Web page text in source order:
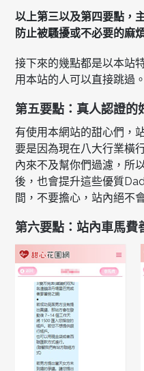
以上第三以及第四要點，
防止被騷擾或不必要的麻
接下來的幾點都是以本站
用本站的人可以直接跳過。
第五要點：真人認證的
有使用本網站的甜心們，
要是因為現在八大行業橫
內來不及幫你們過濾，所
後，也會提升這些優質
間，不要擔心，站內絕不
第六要點：站內車馬費